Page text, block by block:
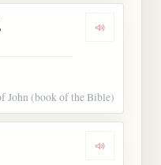
Dengarkan
John (book of the Bible)
Dengarkan